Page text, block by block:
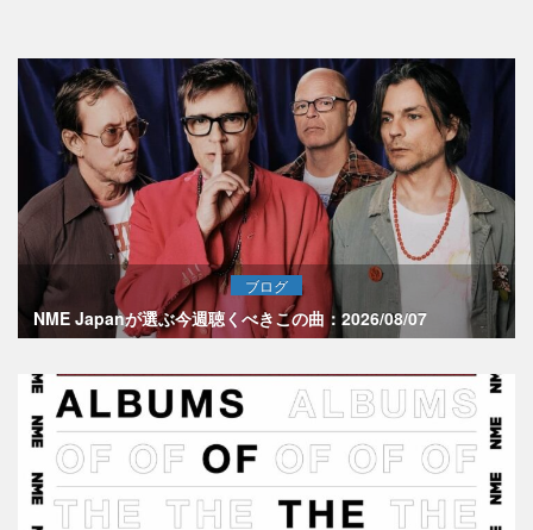
ブログ
NME Japanが選ぶ今週聴くべきこの曲：2026/08/07